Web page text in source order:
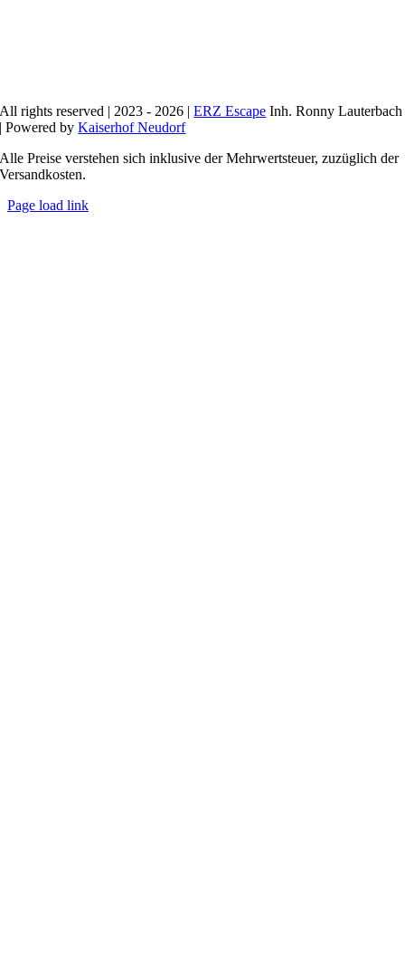
All rights reserved | 2023 - 2026 |ERZ Escape Inh. Ronny Lauterbach
| Powered byKaiserhof Neudorf
Alle Preise verstehen sich inklusive der Mehrwertsteuer, zuzüglich der
Versandkosten.
Page load link